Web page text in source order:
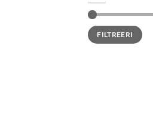
Minimaalne
hind
Maksimaalne
hindFILTREERI